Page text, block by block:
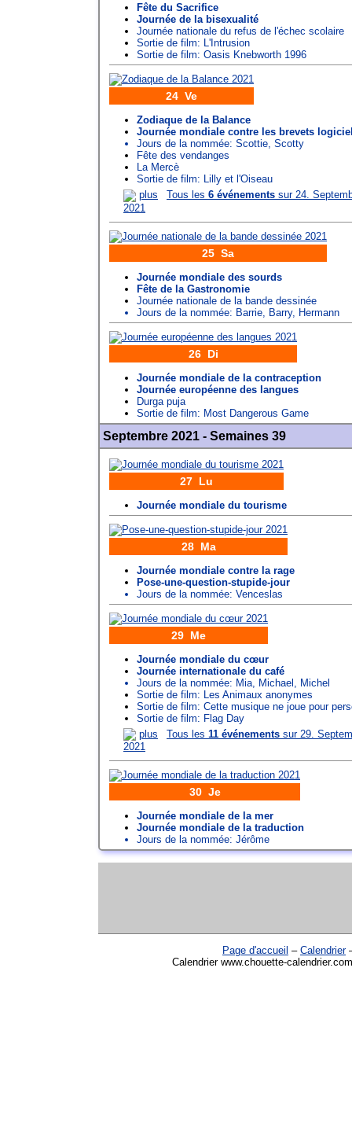
Fête du Sacrifice
Journée de la bisexualité
Journée nationale du refus de l'échec scolaire
Sortie de film: L'Intrusion
Sortie de film: Oasis Knebworth 1996
24 Ve
Zodiaque de la Balance
Journée mondiale contre les brevets
Jours de la nommée: Scottie, Scotty
Fête des vendanges
La Mercè
Sortie de film: Lilly et l'Oiseau
plus
Tous les 6 événements sur 24.
2021
25 Sa
Journée mondiale des sourds
Fête de la Gastronomie
Journée nationale de la bande dessinée
Jours de la nommée: Barrie Barry, Hermann
26 Di
Journée mondiale de la contraception
Journée européenne des langues
Durga puja
Sortie de film: Most Dangerous Game
Septembre 2021 - Semaines 39
27 Lu
Journée mondiale du tourisme
28 Ma
Journée mondiale contre la rage
Pose-une-question-stupide-jour
Jours de la nommée: Venceslas
29 Me
Journée mondiale du cœur
Journée internationale du café
Jours de la nommée: Mia Michael
Michel
Sortie de film: Les Animaux anonymes
Sortie de film: Cette musique ne joue pour
Sortie de film: Flag Day
plus
Tous les 11 événements sur 29.
2021
30 Je
Journée mondiale de la mer
Journée mondiale de la traduction
Jours de la nommée: Jérôme
Page d'accueil – Calendrier
Calendrier www.chouette-